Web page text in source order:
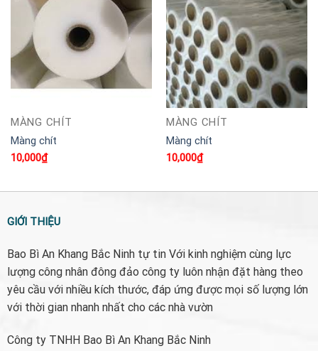
MÀNG CHÍT
Màng chít
10,000₫
MÀNG CHÍT
Màng chít
10,000₫
GIỚI THIỆU
Bao Bì An Khang Bắc Ninh tự tin Với kinh nghiệm cùng lực
lượng công nhân đông đảo công ty luôn nhận đặt hàng theo
yêu cầu với nhiều kích thước, đáp ứng được mọi số lượng lớn
với thời gian nhanh nhất cho các nhà vườn
Công ty TNHH Bao Bì An Khang Bắc Ninh